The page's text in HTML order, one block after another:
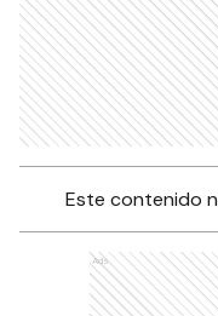
Este contenido
Ads